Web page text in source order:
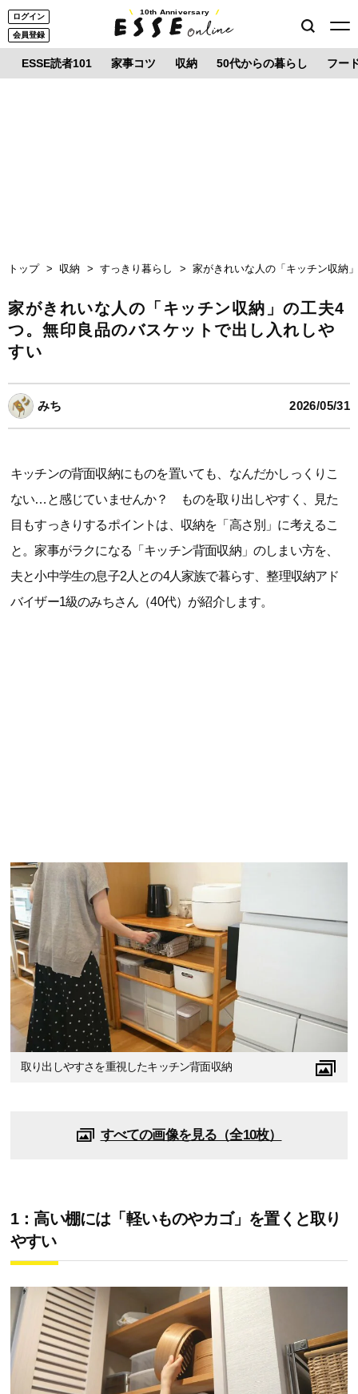
ログイン
会員登録
10th Anniversary
ESSE読者101 家事コツ 収納 50代からの暮らし フー
トップ 収納 すっきり暮らし 家がきれいな人の「キッチン収納
家がきれいな人の「キッチン収納」の工夫4
つ。無印良品のバスケットで出し入れしや
すい
みち 2026/05/31
キッチンの背面収納にものを置いても、なんだかしっくりこ
ない…と感じていませんか？ ものを取り出しやすく、見た
目もすっきりするポイントは、収納を「高さ別」に考えるこ
と。家事がラクになる「キッチン背面収納」のしまい方を、
夫と小中学生の息子2人との4人家族で暮らす、整理収納アド
バイザー1級のみちさん（40代）が紹介します。
取り出しやすさを重視したキッチン背面収納
すべての画像を見る（全10枚）
1：高い棚には「軽いものやカゴ」を置くと取り
やすい